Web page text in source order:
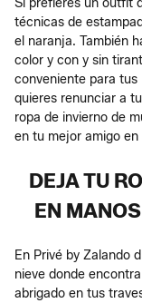
técnicas de
el naranja. También
color y con y sin
conveniente para
quieres renunciar a
ropa de invierno de
en tu mejor amigo en
DEJA TU
EN
En Privé by Zalando
nieve donde
abrigado en tus